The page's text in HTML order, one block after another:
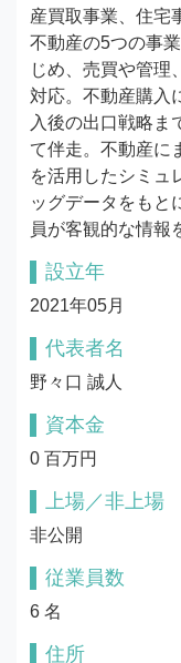
産買取事業、住宅
不動産の5つの事
じめ、売買や管理
対応。不動産購入
入後の出口戦略ま
て伴走。不動産に
を活用したシミュ
ッグデータをもと
員が客観的な情報
設立年
2021年05月
代表者名
野々口 誠人
資本金
0 百万円
上場／非上場
非公開
従業員数
6 名
住所